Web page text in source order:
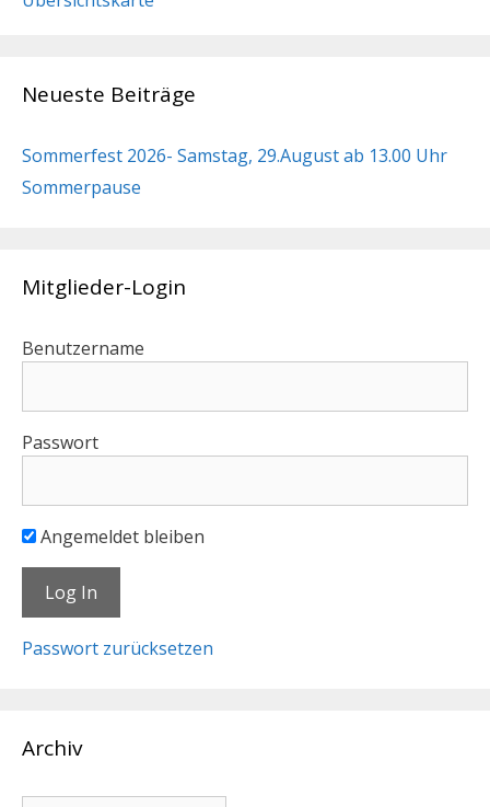
Neueste Beiträge
Sommerfest 2026- Samstag, 29.August ab 13.00 Uhr
Sommerpause
Mitglieder-Login
Benutzername
Passwort
Angemeldet bleiben
Passwort zurücksetzen
Archiv